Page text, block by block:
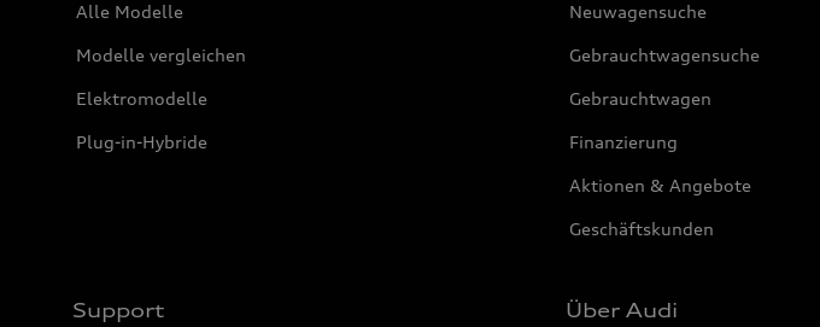
Alle Modelle
Modelle vergleichen
Elektromodelle
Plug-in-Hybride
Neuwagensuche
Gebrauchtwagensuche
Gebrauchtwagen
Finanzierung
Aktionen & Angebote
Geschäftskunden
Support Über Audi